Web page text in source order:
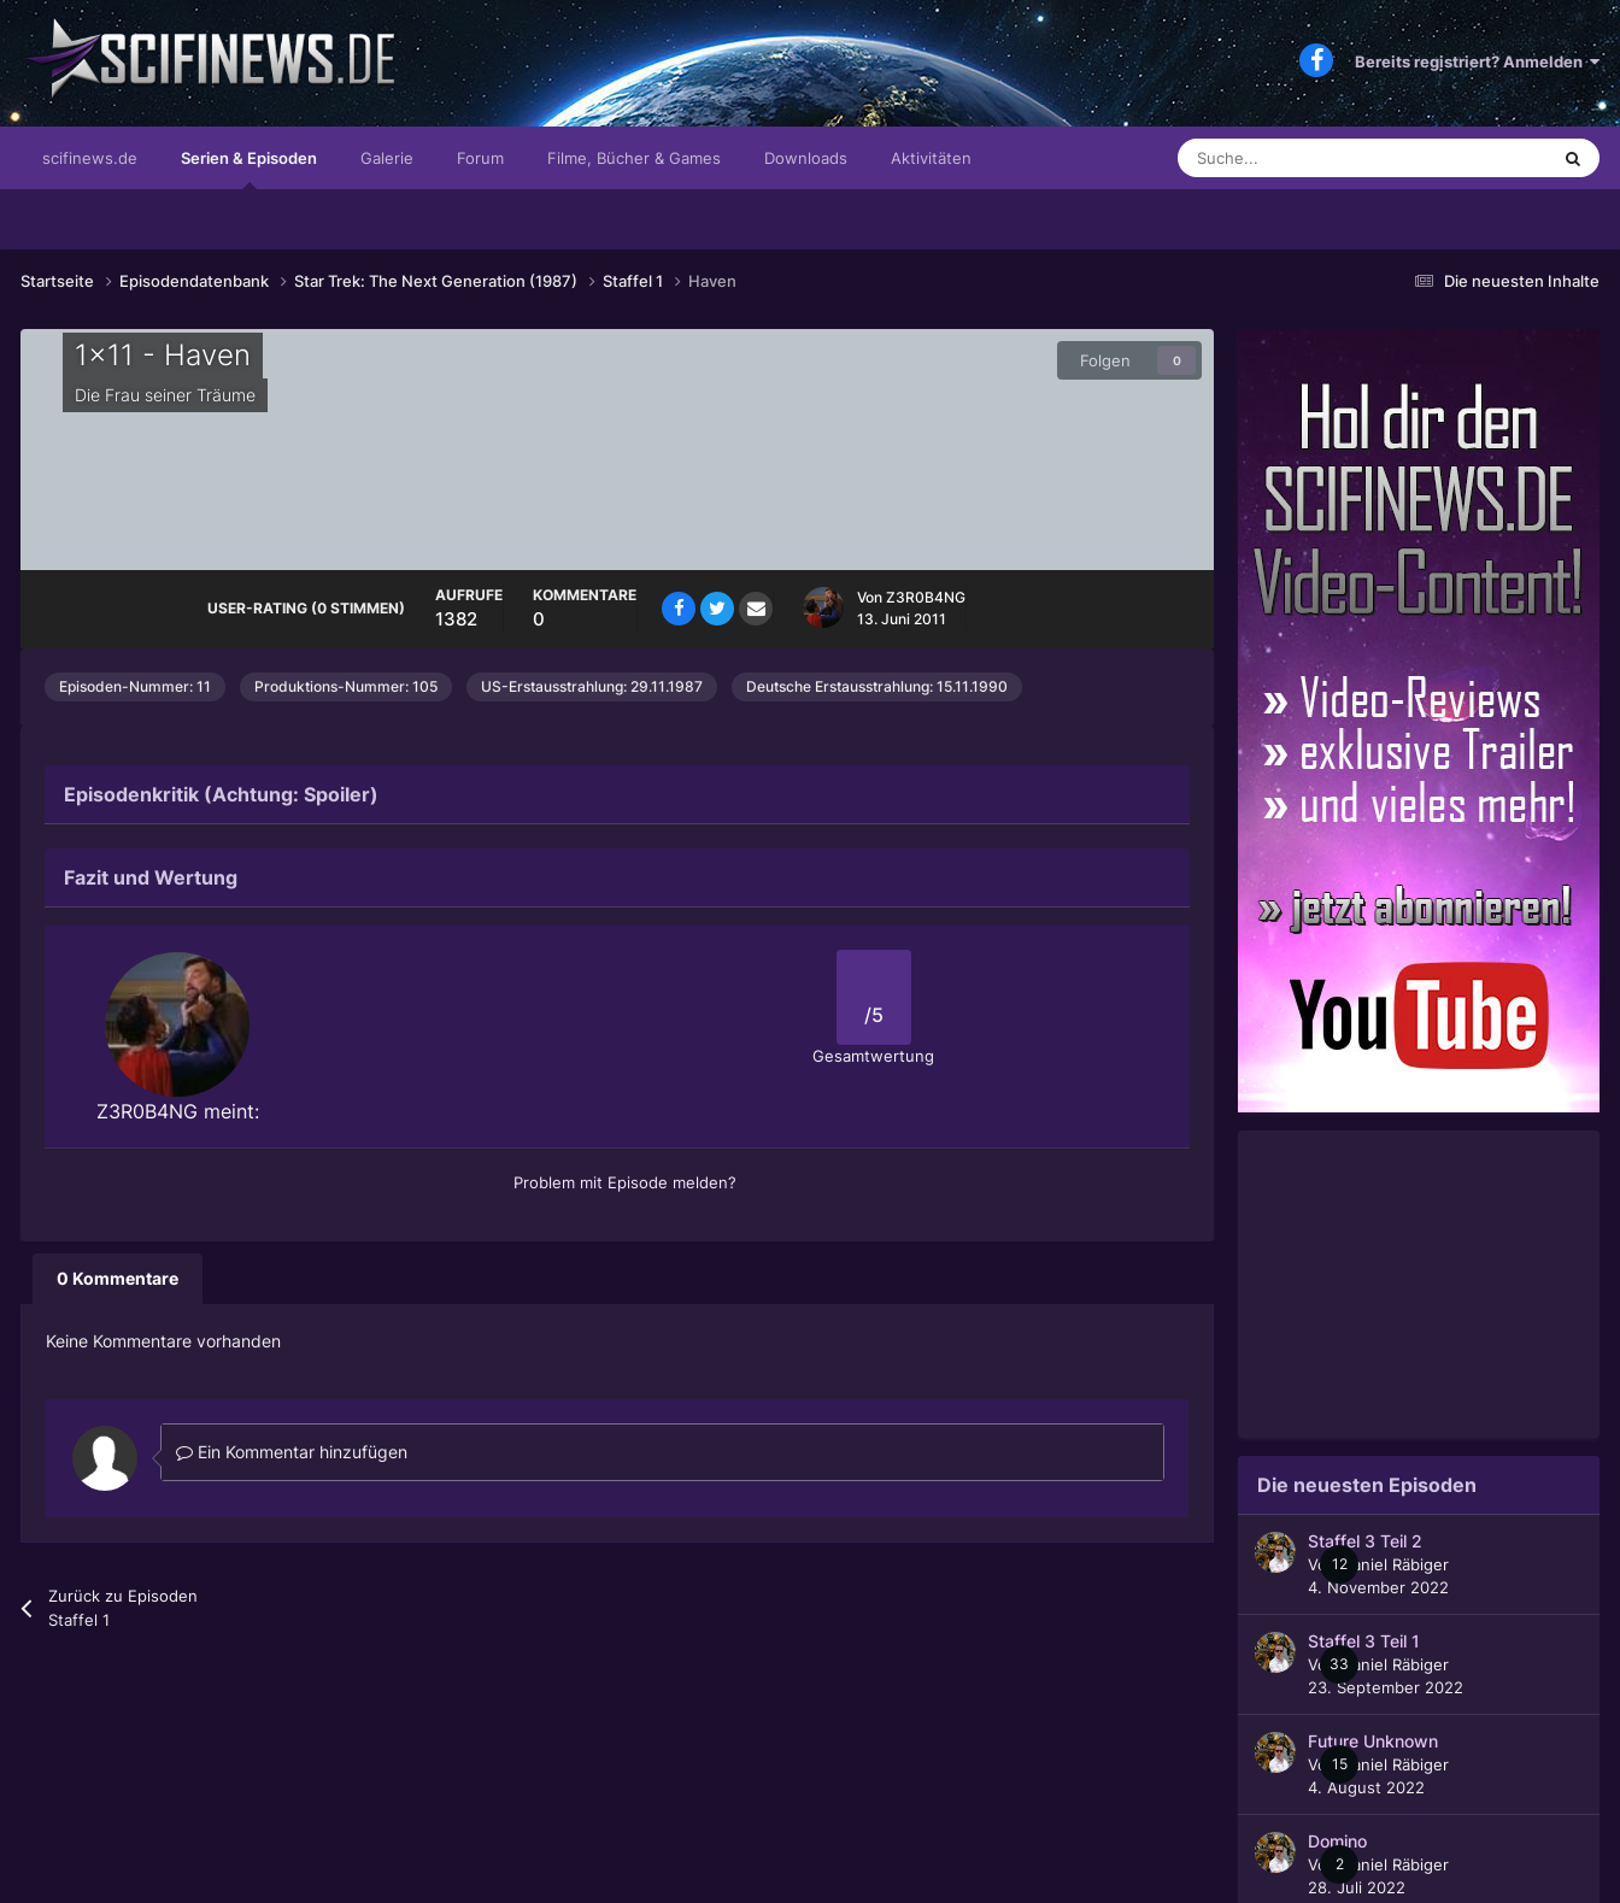
Bereits registriert? Anmelden
scifinews.de Serien & Episoden Galerie Forum Filme, Bücher & Games Downloads Aktivitäten
Die neuesten Inhalte
Startseite Episodendatenbank Star Trek: The Next Generation (1987) Staffel 1 Haven
Folgen 0
1x11 - Haven
Die Frau seiner Träume
USER-RATING (0 STIMMEN)
AUFRUFE
1382
KOMMENTARE
0
Von Z3R0B4NG
13. Juni 2011
Episoden-Nummer: 11 Produktions-Nummer: 105 US-Erstausstrahlung: 29.11.1987 Deutsche Erstausstrahlung: 15.11.1990
Episodenkritik (Achtung: Spoiler)
Fazit und Wertung
Z3R0B4NG meint:
/5
Gesamtwertung
Problem mit Episode melden?
0 Kommentare
Keine Kommentare vorhanden
Ein Kommentar hinzufügen
Zurück zu Episoden
Staffel 1
Die neuesten Episoden
12
Staffel 3 Teil 2
VonDaniel Räbiger
4. November 2022
33
Staffel 3 Teil 1
VonDaniel Räbiger
23. September 2022
15
Future Unknown
VonDaniel Räbiger
4. August 2022
2
Domino
VonDaniel Räbiger
28. Juli 2022